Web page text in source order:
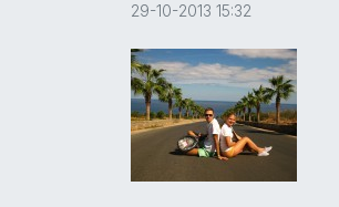
29-10-2013 15:32